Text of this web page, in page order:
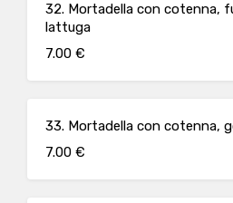
32. Mortadella con cotenna,
lattuga
7.00 €
33. Mortadella con cotenna,
7.00 €